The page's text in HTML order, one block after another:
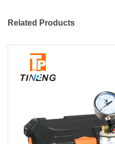
Related Products